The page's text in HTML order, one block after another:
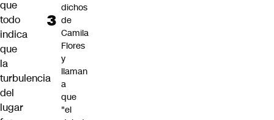
que
todo
indica
que
la
turbulencia
del
lugar
dichos
de
Camila
Flores
y
llaman
a
que
"el